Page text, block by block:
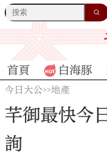
首頁 白海豚
今日大公>>地產
芊御最快今
詢